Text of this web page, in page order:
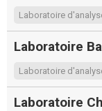
Laboratoire
Laboratoire
Laboratoire
Laboratoire